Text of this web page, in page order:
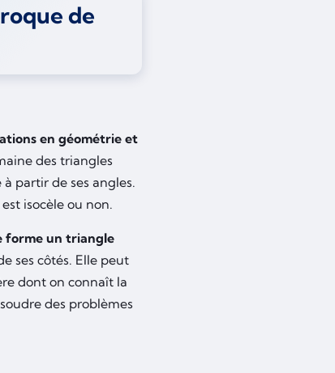
de
en géométrie et
des triangles
partir de ses angles.
isocèle ou non.
forme un triangle
ses côtés. Elle peut
dont on connaît la
des problèmes